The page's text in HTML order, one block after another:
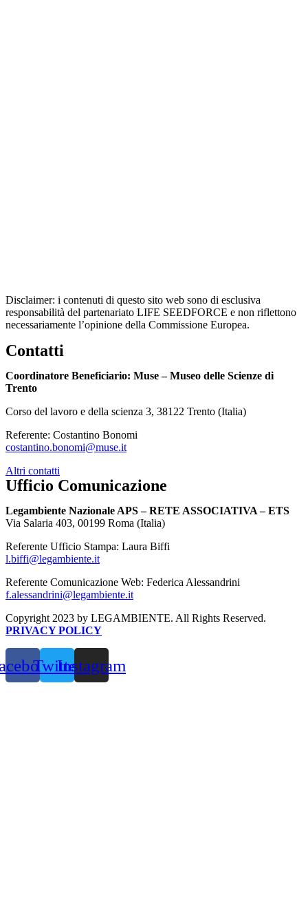
Disclaimer: i contenuti di questo sito web sono di esclusiva
responsabilità del partenariato LIFE SEEDFORCE e non riflettono
necessariamente l’opinione della Commissione Europea.
Contatti
Coordinatore Beneficiario: Muse – Museo delle Scienze di
Trento
Corso del lavoro e della scienza 3, 38122 Trento (Italia)
Referente: Costantino Bonomi
costantino.bonomi@muse.it
Altri contatti
Ufficio Comunicazione
Legambiente Nazionale APS – RETE ASSOCIATIVA – ETS
Via Salaria 403, 00199 Roma (Italia)
Referente Ufficio Stampa: Laura Biffi
l.biffi@legambiente.it
Referente Comunicazione Web: Federica Alessandrini
f.alessandrini@legambiente.it
Copyright 2023 by LEGAMBIENTE. All Rights Reserved.
PRIVACY POLICY
TwitterInstagram